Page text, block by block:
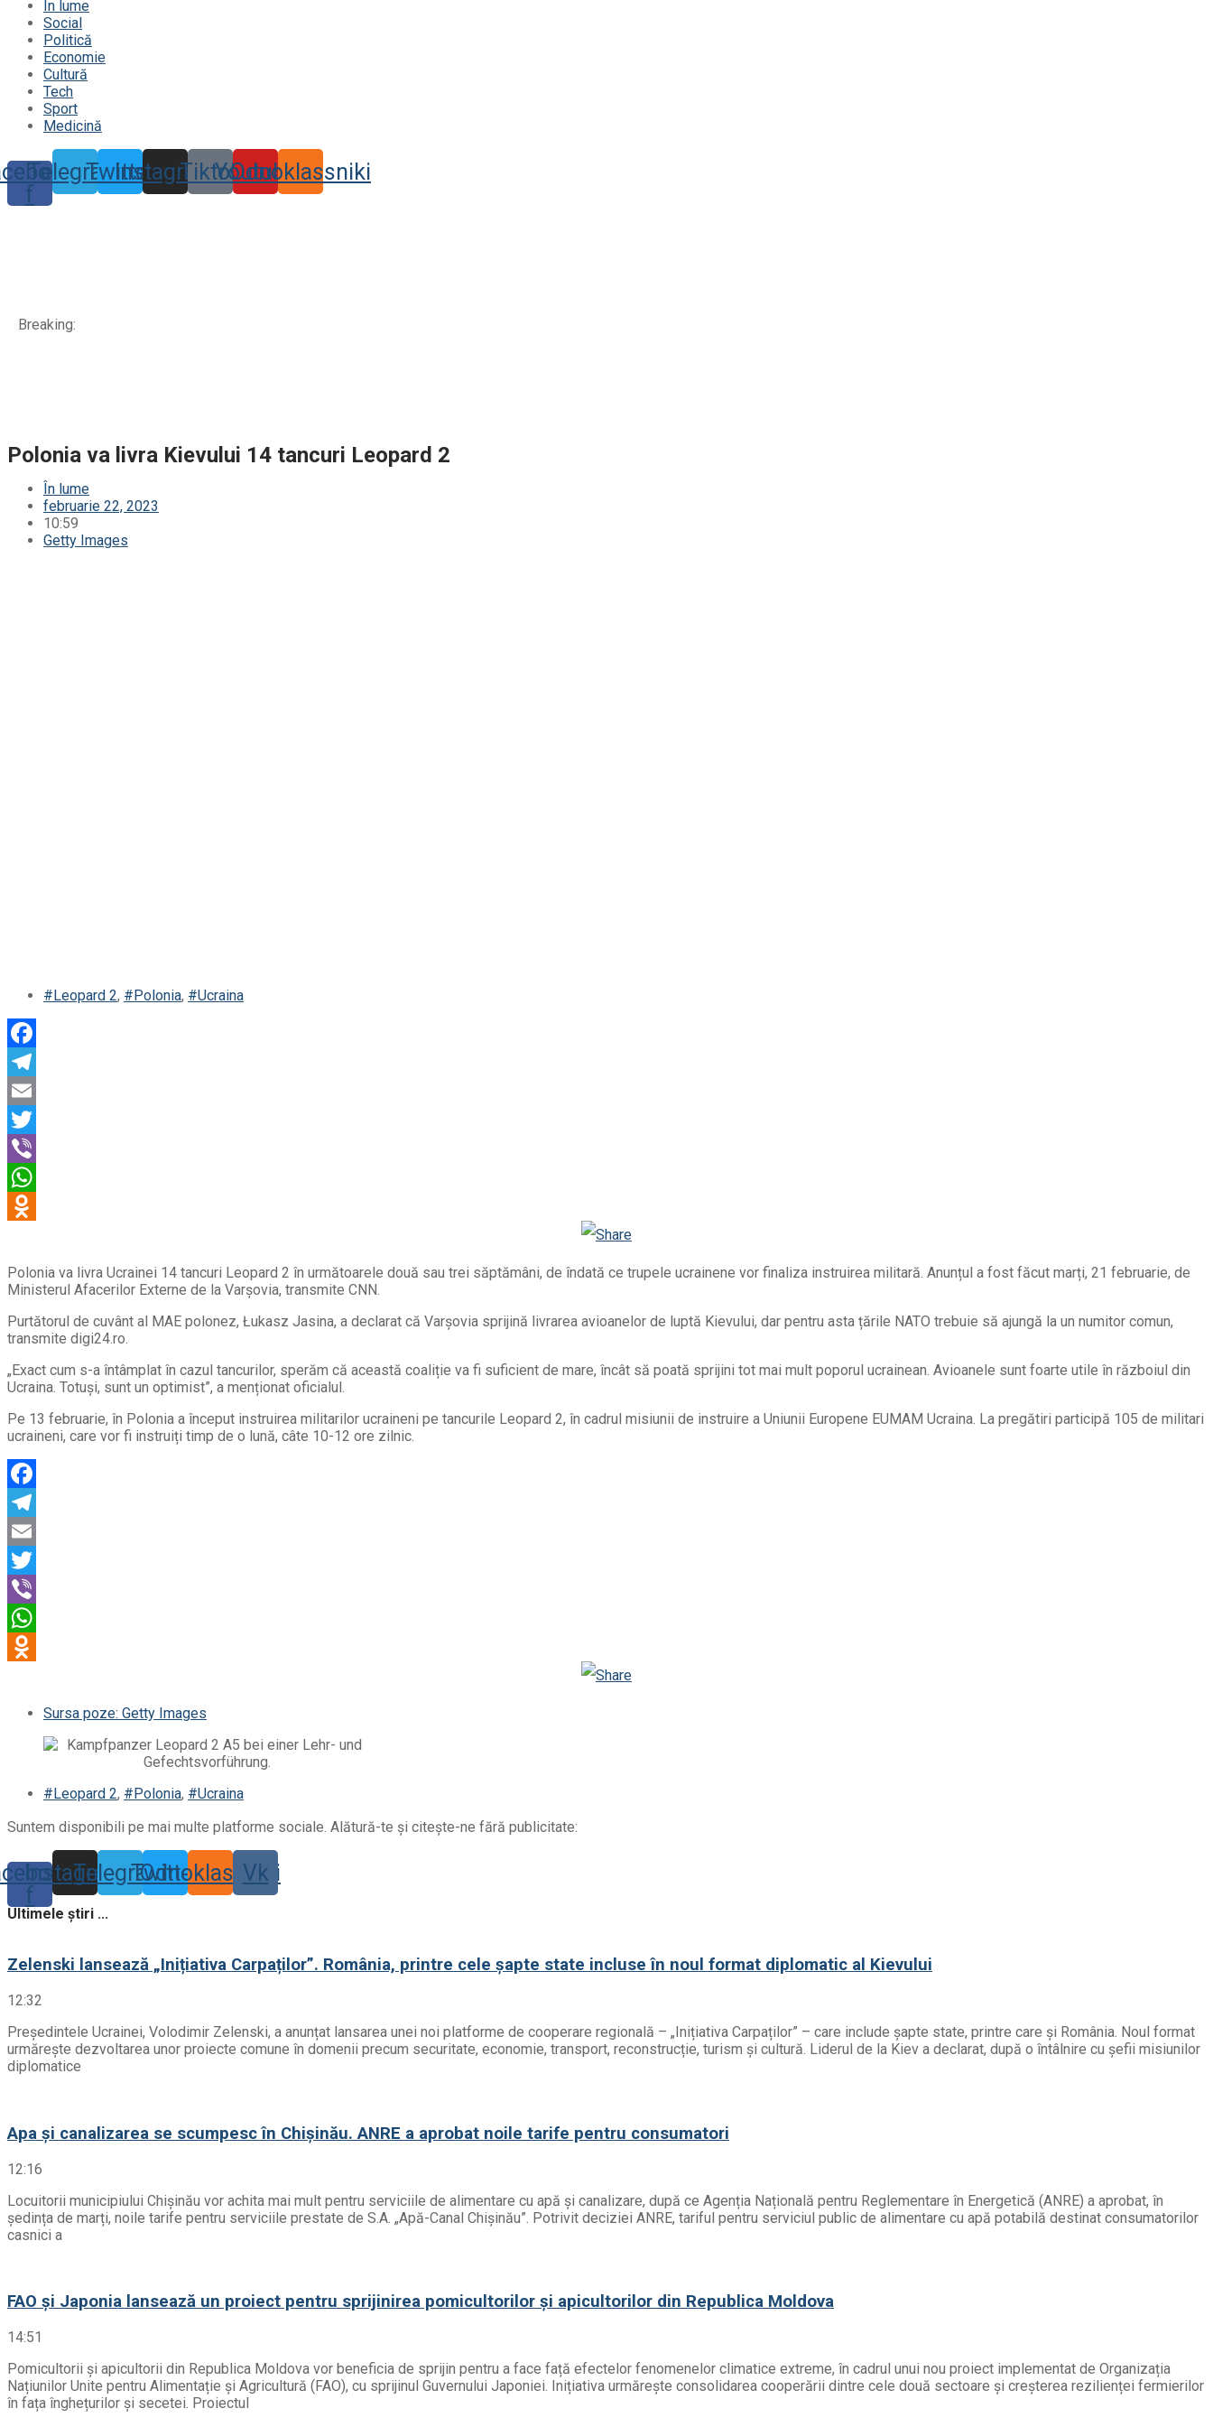
În lume
Social
Politică
Economie
Cultură
Tech
Sport
Medicină
f
TelegramTwitter
Instagram
TiktokYoutube
Odnoklassniki
Breaking:
Polonia va livra Kievului 14 tancuri Leopard 2
În lume
februarie 22, 2023
10:59
Getty Images
#Leopard 2, #Polonia, #Ucraina
Odnoklassniki
Polonia va livra Ucrainei 14 tancuri Leopard 2 în următoarele două sau trei săptămâni, de îndată ce trupele ucrainene vor finaliza instruirea militară. Anunțul a fost făcut marți, 21 februarie, de
Ministerul Afacerilor Externe de la Varșovia, transmite CNN.
Purtătorul de cuvânt al MAE polonez, Łukasz Jasina, a declarat că Varșovia sprijină livrarea avioanelor de luptă Kievului, dar pentru asta țările NATO trebuie să ajungă la un numitor comun,
transmite digi24.ro.
„Exact cum s-a întâmplat în cazul tancurilor, sperăm că această coaliție va fi suficient de mare, încât să poată sprijini tot mai mult poporul ucrainean. Avioanele sunt foarte utile în războiul din
Ucraina. Totuși, sunt un optimist”, a menționat oficialul.
Pe 13 februarie, în Polonia a început instruirea militarilor ucraineni pe tancurile Leopard 2, în cadrul misiunii de instruire a Uniunii Europene EUMAM Ucraina. La pregătiri participă 105 de militari
ucraineni, care vor fi instruiți timp de o lună, câte 10-12 ore zilnic.
Odnoklassniki
Sursa poze: Getty Images
#Leopard 2, #Polonia, #Ucraina
Suntem disponibili pe mai multe platforme sociale. Alătură-te și citește-ne fără publicitate:
f
Instagram
TelegramTwitter
Odnoklassniki
Vk
Ultimele știri ...
Zelenski lansează „Inițiativa Carpaților”. România, printre cele șapte state incluse în noul format diplomatic al Kievului
12:32
Președintele Ucrainei, Volodimir Zelenski, a anunțat lansarea unei noi platforme de cooperare regională – „Inițiativa Carpaților” – care include șapte state, printre care și România. Noul format
urmărește dezvoltarea unor proiecte comune în domenii precum securitate, economie, transport, reconstrucție, turism și cultură. Liderul de la Kiev a declarat, după o întâlnire cu șefii misiunilor
diplomatice
Apa și canalizarea se scumpesc în Chișinău. ANRE a aprobat noile tarife pentru consumatori
12:16
Locuitorii municipiului Chișinău vor achita mai mult pentru serviciile de alimentare cu apă și canalizare, după ce Agenția Națională pentru Reglementare în Energetică (ANRE) a aprobat, în
ședința de marți, noile tarife pentru serviciile prestate de S.A. „Apă-Canal Chișinău”. Potrivit deciziei ANRE, tariful pentru serviciul public de alimentare cu apă potabilă destinat consumatorilor
casnici a
FAO și Japonia lansează un proiect pentru sprijinirea pomicultorilor și apicultorilor din Republica Moldova
14:51
Pomicultorii și apicultorii din Republica Moldova vor beneficia de sprijin pentru a face față efectelor fenomenelor climatice extreme, în cadrul unui nou proiect implementat de Organizația
Națiunilor Unite pentru Alimentație și Agricultură (FAO), cu sprijinul Guvernului Japoniei. Inițiativa urmărește consolidarea cooperării dintre cele două sectoare și creșterea rezilienței fermierilor
în fața înghețurilor și secetei. Proiectul